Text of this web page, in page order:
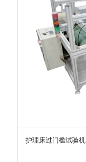
护理床过门槛试验机